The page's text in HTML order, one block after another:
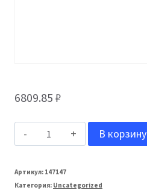
6809.85 ₽
Количество
Katepal
Черепица
В корзину
Артикул: 147147
Категория: Uncategorized